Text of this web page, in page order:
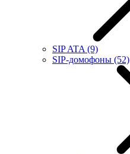
SIP ATA (9)
SIP-домофоны (52)